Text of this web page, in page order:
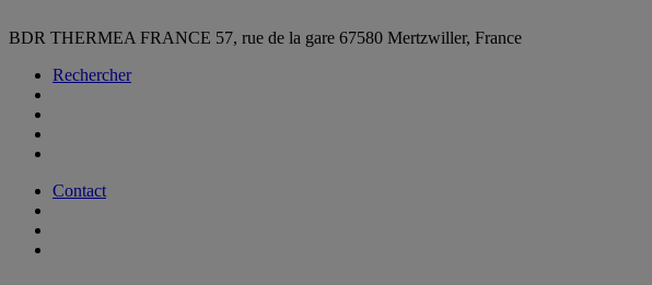
BDR THERMEA FRANCE 57, rue de la gare 67580 Mertzwiller, France
Rechercher
Contact